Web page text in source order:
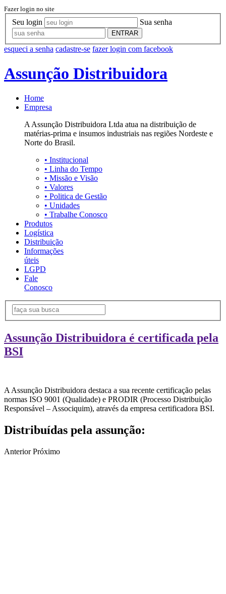
Fazer login no site
Seu login Sua senha
ENTRAR
esqueci a senha cadastre-se fazer login com facebook
Assunção Distribuidora
Home
Empresa
A Assunção Distribuidora Ltda atua na distribuição de
matérias-prima e insumos industriais nas regiões Nordeste e
Norte do Brasil.
• Institucional
• Linha do Tempo
• Missão e Visão
• Valores
• Politica de Gestão
• Unidades
• Trabalhe Conosco
Produtos
Logística
Distribuição
Informações
úteis
LGPD
Fale
Conosco
Assunção Distribuidora é certificada pela
BSI
A Assunção Distribuidora destaca a sua recente certificação pelas
normas ISO 9001 (Qualidade) e PRODIR (Processo Distribuição
Responsável – Associquim), através da empresa certificadora BSI.
Distribuídas pela assunção:
Anterior Próximo